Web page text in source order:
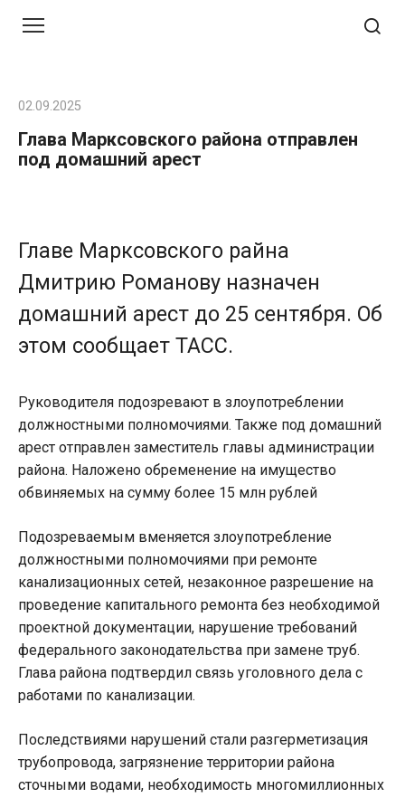
02.09.2025
Глава Марксовского района отправлен
под домашний арест
Главе Марксовского райна
Дмитрию Романову назначен
домашний арест до 25 сентября. Об
этом сообщает ТАСС.
Руководителя подозревают в злоупотреблении
должностными полномочиями. Также под домашний
арест отправлен заместитель главы администрации
района. Наложено обременение на имущество
обвиняемых на сумму более 15 млн рублей
Подозреваемым вменяется злоупотребление
должностными полномочиями при ремонте
канализационных сетей, незаконное разрешение на
проведение капитального ремонта без необходимой
проектной документации, нарушение требований
федерального законодательства при замене труб.
Глава района подтвердил связь уголовного дела с
работами по канализации.
Последствиями нарушений стали разгерметизация
трубопровода, загрязнение территории района
сточными водами, необходимость многомиллионных